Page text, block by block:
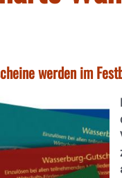
werden im